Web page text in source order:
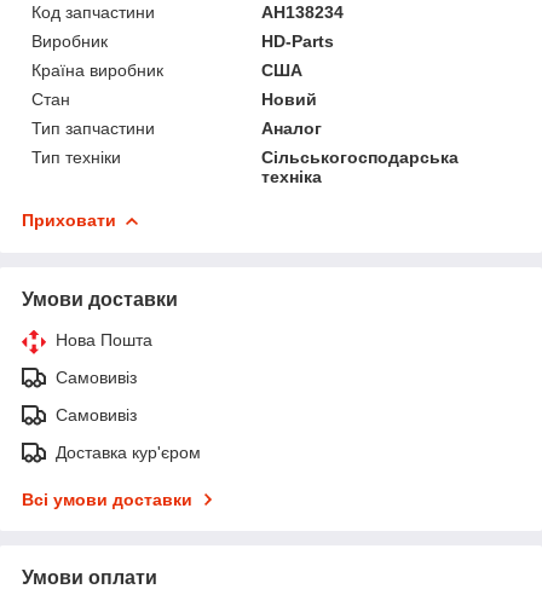
Код запчастини
AH138234
Виробник
HD-Parts
Країна виробник
США
Стан
Новий
Тип запчастини
Аналог
Тип техніки
Сільськогосподарська
техніка
Приховати
Умови доставки
Нова Пошта
Самовивіз
Самовивіз
Доставка кур'єром
Всі умови доставки
Умови оплати